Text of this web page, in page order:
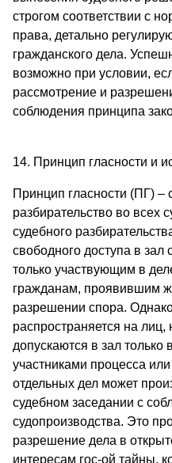
строгом соответствии с
права, детально
гражданского дела.
возможно при условии,
рассмотрение и
соблюдения принципа
14. Принцип гласности и
Принцип гласности (ПГ) –
разбирательство во всех
судебного
свободного доступа в зал
только участвующим в
гражданам, проявившим
разрешении спора.
распространяется на лиц,
допускаются в зал только
участниками процесса
отдельных дел может
судебном заседании с
судопроизводства. Это
разрешение дела в
интересам гос-ой тайны,